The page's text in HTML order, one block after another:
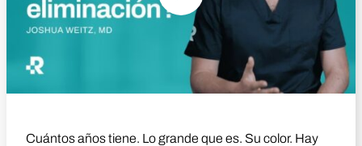
Cuántos años tiene. Lo grande que es. Su color. Hay